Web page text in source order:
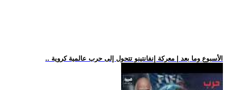
.. الأسبوع وما بعد | معركة إنفانتينو تتحول إلى حرب عالمية كروية